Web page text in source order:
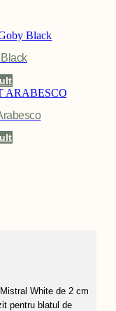
White de 2 cm
pentru blatul de